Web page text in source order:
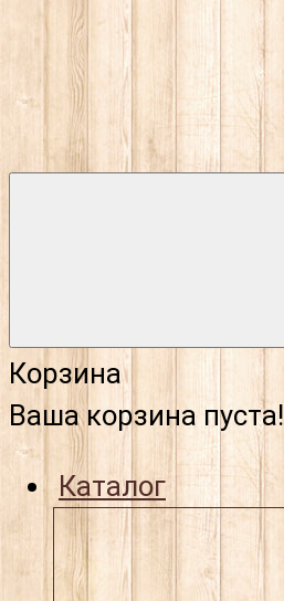
Корзина
Ваша корзина пуста!
Каталог